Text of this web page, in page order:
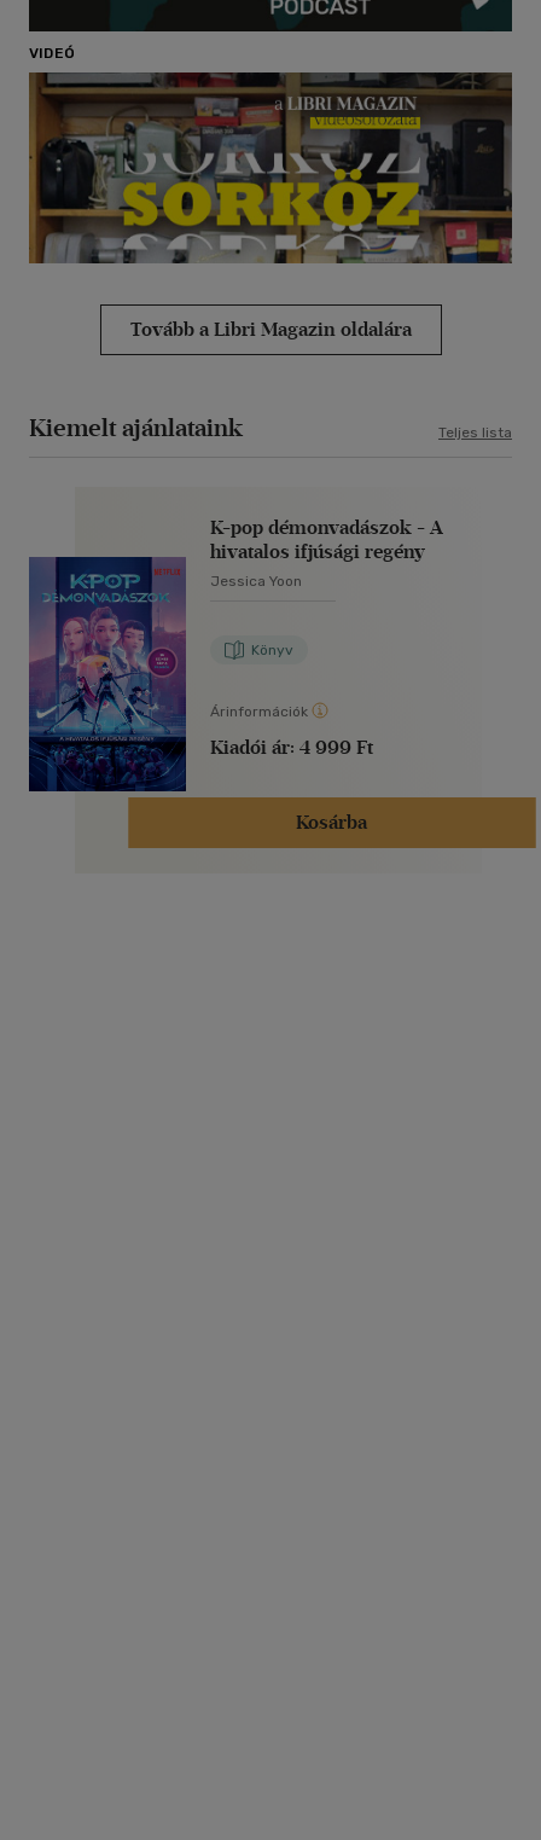
VIDEÓ
Tovább a Libri Magazin oldalára
Kiemelt ajánlataink Teljes lista
K-pop démonvadászok - A
hivatalos ifjúsági regény
Jessica Yoon
Könyv
Árinformációk
Kiadói ár: 4 999 Ft
Kosárba